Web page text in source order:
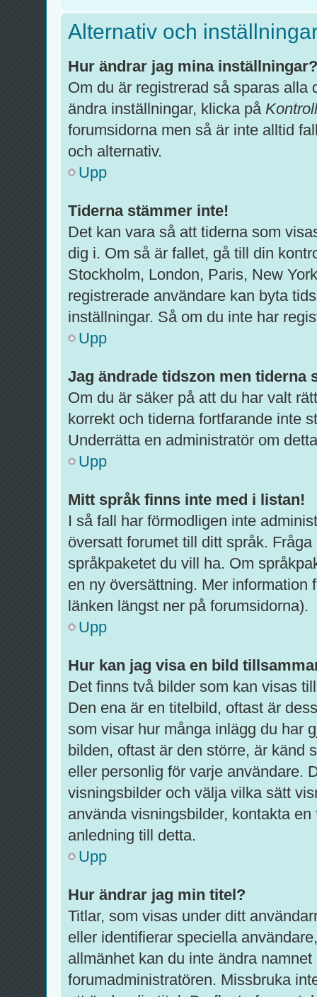
Alternativ och
Hur ändrar jag mina inställningar?
Om du är registrerad så sparas
ändra inställningar, klicka på
forumsidorna men så är inte alltid
och alternativ.
Upp
Tiderna stämmer inte!
Det kan vara så att tiderna som
dig i. Om så är fallet, gå till din
Stockholm, London, Paris, New
registrerade användare kan byta
inställningar. Så om du inte har
Upp
Jag ändrade tidszon men tiderna
Om du är säker på att du har valt
korrekt och tiderna fortfarande inte
Underrätta en administratör om
Upp
Mitt språk finns inte med i listan!
I så fall har förmodligen inte
översatt forumet till ditt språk.
språkpaketet du vill ha. Om
en ny översättning. Mer
länken längst ner på forumsidorna).
Upp
Hur kan jag visa en bild
Det finns två bilder som kan visas
Den ena är en titelbild, oftast är
som visar hur många inlägg du har
bilden, oftast är den större, är känd
eller personlig för varje användare.
visningsbilder och välja vilka sätt
använda visningsbilder, kontakta
anledning till detta.
Upp
Hur ändrar jag min titel?
Titlar, som visas under ditt
eller identifierar speciella
allmänhet kan du inte ändra
forumadministratören. Missbruka